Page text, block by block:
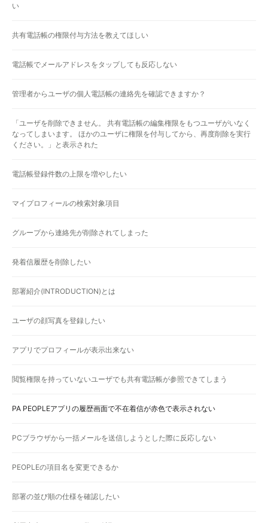
い
共有電話帳の権限付与方法を教えてほしい
電話帳でメールアドレスをタップしても反応しない
管理者からユーザの個人電話帳の連絡先を確認できますか？
「ユーザを削除できません。 共有電話帳の編集権限をもつユーザがいなく
なってしまいます。 ほかのユーザに権限を付与してから、再度削除を実行
ください。」と表示された
電話帳登録件数の上限を増やしたい
マイプロフィールの検索対象項目
グループから連絡先が削除されてしまった
発着信履歴を削除したい
部署紹介(INTRODUCTION)とは
ユーザの顔写真を登録したい
アプリでプロフィールが表示出来ない
閲覧権限を持っていないユーザでも共有電話帳が参照できてしまう
PA PEOPLEアプリの履歴画面で不在着信が赤色で表示されない
PCブラウザから一括メールを送信しようとした際に反応しない
PEOPLEの項目名を変更できるか
部署の並び順の仕様を確認したい